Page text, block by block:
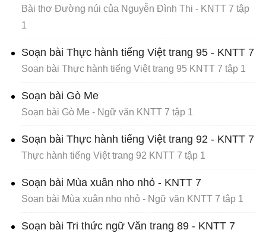
Bài thơ Đường núi của Nguyễn Đình Thi - KNTT 7 tập
1
Soạn bài Thực hành tiếng Việt trang 95 - KNTT 7
Soạn bài Thực hành tiếng Việt trang 95 KNTT 7 tập 1
Soạn bài Gò Me
Soạn bài Gò Me - Ngữ văn KNTT 7 tập 1
Soạn bài Thực hành tiếng Việt trang 92 - KNTT 7
Thực hành tiếng Việt trang 92 KNTT 7 tập 1
Soạn bài Mùa xuân nho nhỏ - KNTT 7
Soạn bài Mùa xuân nho nhỏ - Ngữ văn KNTT 7 tập 1
Soạn bài Tri thức ngữ Văn trang 89 - KNTT 7